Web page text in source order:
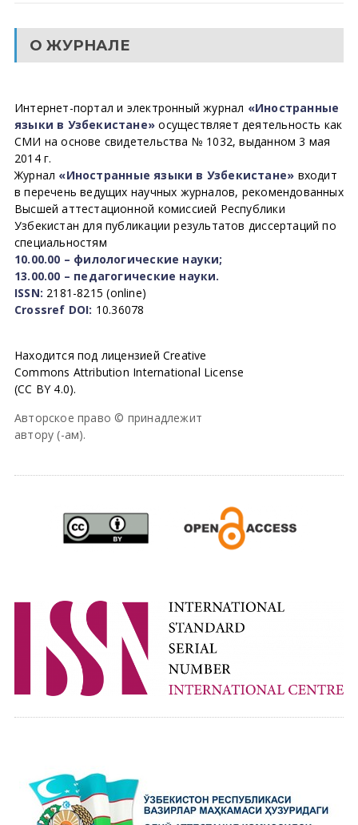
О ЖУРНАЛЕ
Интернет-портал и электронный журнал «Иностранные
языки в Узбекистане» осуществляет деятельность как
СМИ на основе свидетельства № 1032, выданном 3 мая
2014 г.
Журнал «Иностранные языки в Узбекистане» входит
в перечень ведущих научных журналов, рекомендованных
Высшей аттестационной комиссией Республики
Узбекистан для публикации результатов диссертаций по
специальностям
10.00.00 – филологические науки;
13.00.00 – педагогические науки.
ISSN: 2181-8215 (online)
Crossref DOI: 10.36078
Находится под лицензией Creative
Commons Attribution International License
(CC BY 4.0).
Авторское право © принадлежит
автору (-ам).